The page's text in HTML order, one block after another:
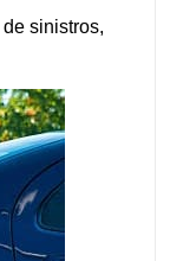
sinistros,